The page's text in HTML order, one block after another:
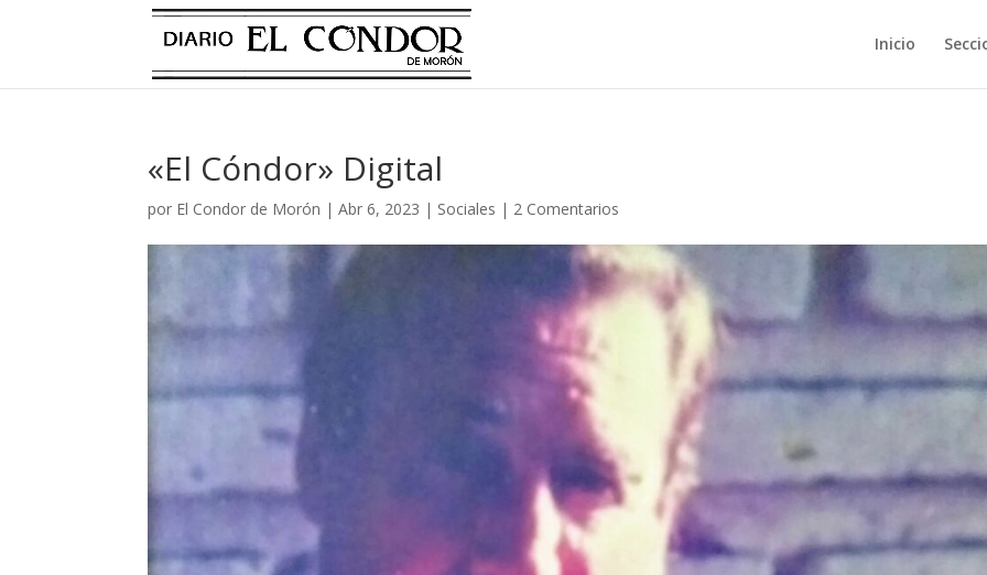
Inicio
«El Cóndor» Digital
por El Condor de Morón |Abr 6, 2023 | Sociales | 2 Comentarios